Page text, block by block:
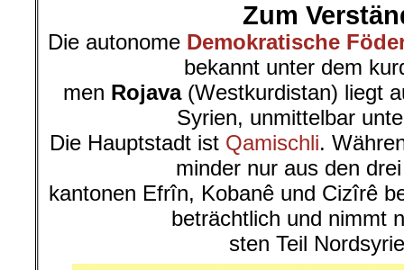
Zum
Die autonome Demokratische
bekannt unter dem
men Rojava(Westkurdistan) liegt
Syrien, unmittelbar
Die Hauptstadt ist Qamischli.
minder nur aus den
kantonen Efrîn, Kobanê und Cizîrê
beträchtlich und nimmt
sten Teil